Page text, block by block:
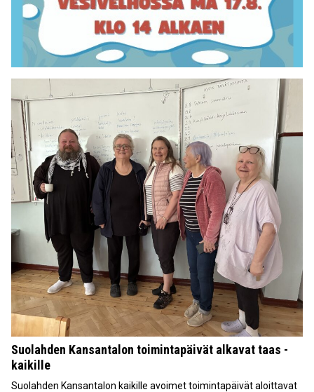
Suolahden Kansantalon toimintapäivät alkavat taas -
kaikille
Suolahden Kansantalon kaikille avoimet toimintapäivät aloittavat